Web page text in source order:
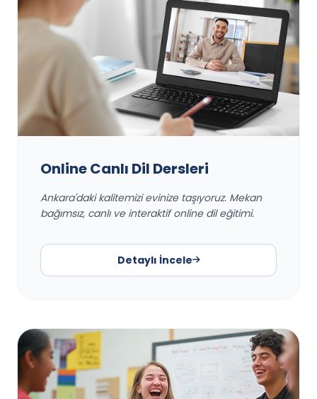
Online Canlı Dil Dersleri
Ankara'daki kalitemizi evinize taşıyoruz. Mekan
bağımsız, canlı ve interaktif online dil eğitimi.
Detaylı İncele